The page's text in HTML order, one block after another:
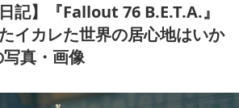
記】『Fallout 76 B.E.T.A.』
イカレた世界の居心地はいか
真・画像